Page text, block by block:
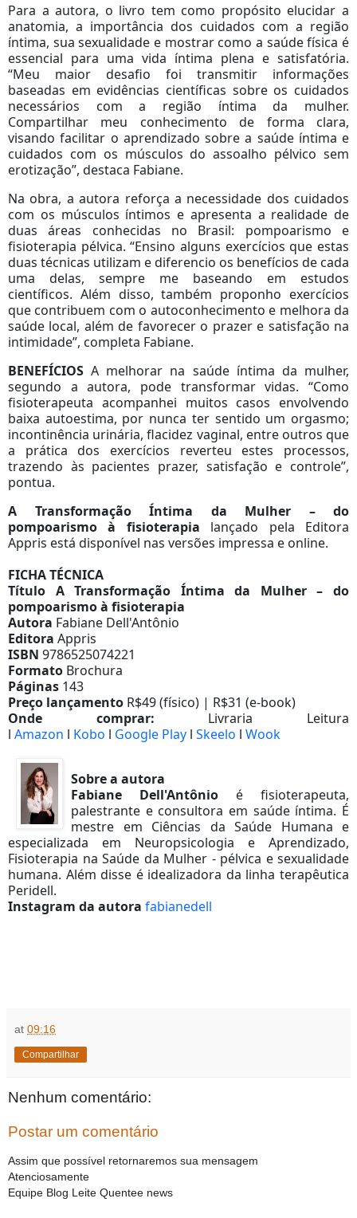
Para a autora, o livro tem como propósito elucidar a
anatomia, a importância dos cuidados com a região
íntima, sua sexualidade e mostrar como a saúde física é
essencial para uma vida íntima plena e satisfatória.
“Meu maior desafio foi transmitir informações
baseadas em evidências científicas sobre os cuidados
necessários com a região íntima da mulher.
Compartilhar meu conhecimento de forma clara,
visando facilitar o aprendizado sobre a saúde íntima e
cuidados com os músculos do assoalho pélvico sem
erotização”, destaca Fabiane.
Na obra, a autora reforça a necessidade dos cuidados
com os músculos íntimos e apresenta a realidade de
duas áreas conhecidas no Brasil: pompoarismo e
fisioterapia pélvica. “Ensino alguns exercícios que estas
duas técnicas utilizam e diferencio os benefícios de cada
uma delas, sempre me baseando em estudos
científicos. Além disso, também proponho exercícios
que contribuem com o autoconhecimento e melhora da
saúde local, além de favorecer o prazer e satisfação na
intimidade”, completa Fabiane.
BENEFÍCIOS A melhorar na saúde íntima da mulher,
segundo a autora, pode transformar vidas. “Como
fisioterapeuta acompanhei muitos casos envolvendo
baixa autoestima, por nunca ter sentido um orgasmo;
incontinência urinária, flacidez vaginal, entre outros que
a prática dos exercícios reverteu estes processos,
trazendo às pacientes prazer, satisfação e controle”,
pontua.
A Transformação Íntima da Mulher – do
pompoarismo à fisioterapia lançado pela Editora
Appris está disponível nas versões impressa e online.
FICHA TÉCNICA
Título A Transformação Íntima da Mulher – do
pompoarismo à fisioterapia
Autora Fabiane Dell'Antônio
Editora Appris
ISBN 9786525074221
Formato Brochura
Páginas 143
Preço lançamento R$49 (físico) | R$31 (e-book)
Onde comprar: Livraria Leitura
l Amazon l Kobo l Google Play l Skeelo l Wook
Sobre a autora
Fabiane Dell'Antônio é fisioterapeuta,
palestrante e consultora em saúde íntima. É
mestre em Ciências da Saúde Humana e
especializada em Neuropsicologia e Aprendizado,
Fisioterapia na Saúde da Mulher - pélvica e sexualidade
humana. Além disse é idealizadora da linha terapêutica
Peridell.
Instagram da autora fabianedell
at 09:16
Compartilhar
Nenhum comentário:
Postar um comentário
Assim que possível retornaremos sua mensagem
Atenciosamente
Equipe Blog Leite Quentee news